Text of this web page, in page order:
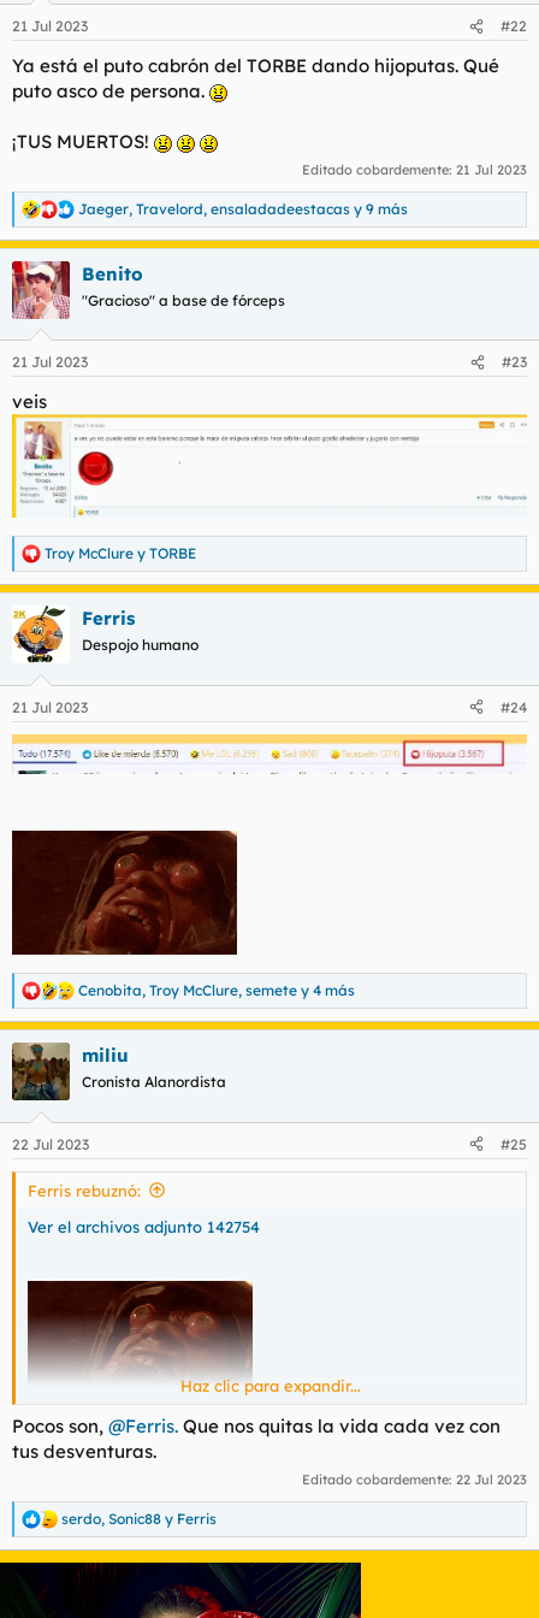
e
:
21 Jul 2023 #22
Ya está el puto cabrón del TORBE dando hijoputas. Qué
puto asco de persona.
¡TUS MUERTOS!
Editado cobardemente: 21 Jul 2023
R
e
a
c
c
i
e
:
Jaeger, Travelord, ensaladadeestacas y 9 más
Benito
"Gracioso" a base de fórceps
21 Jul 2023 #23
veis
R
e
a
c
c
e
s
:
Troy McClure y TORBE
Ferris
Despojo humano
21 Jul 2023 #24
R
e
a
c
c
i
e
s
Cenobita, Troy McClure, semete y 4 más
miliu
Cronista Alanordista
22 Jul 2023 #25
Ferris rebuznó:
Ver el archivos adjunto 142754
Haz clic para expandir...
Pocos son, @Ferris. Que nos quitas la vida cada vez con
tus desventuras.
Editado cobardemente: 22 Jul 2023
R
e
a
serdo, Sonic88 y Ferris